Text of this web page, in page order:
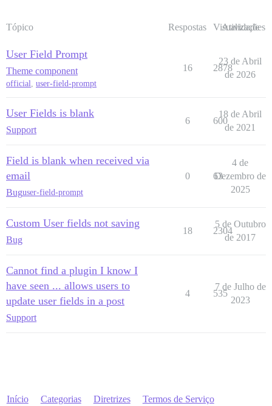
Tópico Respostas Visualizações
Atividade
User Field Prompt
Theme component
official user-field-prompt
16 2878
23 de Abril
de 2026
User Fields is blank
Support
6 600
18 de Abril
de 2021
Field is blank when received via
email
Buguser-field-prompt
0 63
4 de
Dezembro de
2025
Custom User fields not saving
Bug
18 2304
5 de Outubro
de 2017
Cannot find a plugin I know I
have seen ... allows users to
update user fields in a post
Support
4 535
7 de Julho de
2023
Início Categorias Diretrizes Termos de Serviço